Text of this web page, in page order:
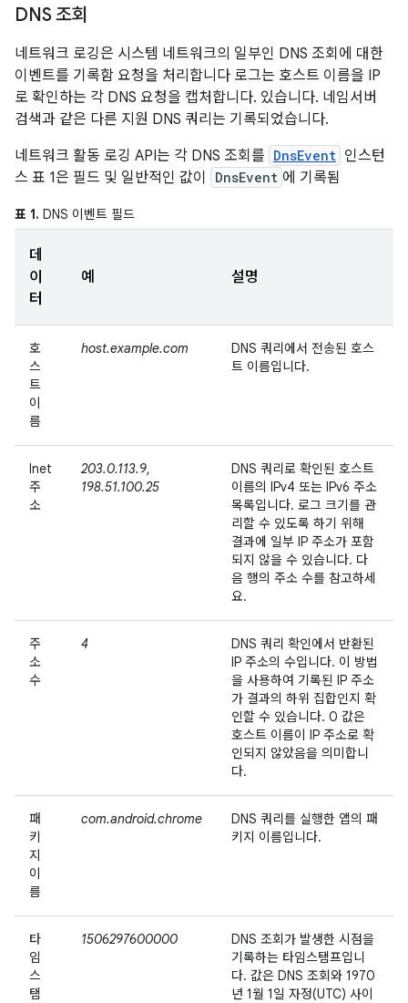
DNS 조회
네트워크 로깅은 시스템 네트워크의 일부인 DNS 조회에 대한
이벤트를 기록함 요청을 처리합니다 로그는 호스트 이름을 IP
로 확인하는 각 DNS 요청을 캡처합니다. 있습니다. 네임서버
검색과 같은 다른 지원 DNS 쿼리는 기록되었습니다.
네트워크 활동 로깅 API는 각 DNS 조회를 DnsEvent 인스턴
스 표 1은 필드 및 일반적인 값이
DnsEvent 에 기록됨
표 1. DNS 이벤트 필드
데
이
터
예 설명
호
스
트
이
름
host.example.com
DNS 쿼리에서 전송된 호스
트 이름입니다.
Inet
주
소
203.0.113.9,
198.51.100.25
DNS 쿼리로 확인된 호스트
이름의 IPv4 또는 IPv6 주소
목록입니다. 로그 크기를 관
리할 수 있도록 하기 위해
결과에 일부 IP 주소가 포함
되지 않을 수 있습니다. 다
음 행의 주소 수를 참고하세
요.
주
소
수
4
DNS 쿼리 확인에서 반환된
IP 주소의 수입니다. 이 방법
을 사용하여 기록된 IP 주소
가 결과의 하위 집합인지 확
인할 수 있습니다. 0 값은
호스트 이름이 IP 주소로 확
인되지 않았음을 의미합니
다.
패
키
지
이
름
com.android.chrome
DNS 쿼리를 실행한 앱의 패
키지 이름입니다.
타
임
스
탬
1506297600000
DNS 조회가 발생한 시점을
기록하는 타임스탬프입니
다. 값은 DNS 조회와 1970
년 1월 1일 자정(UTC) 사이